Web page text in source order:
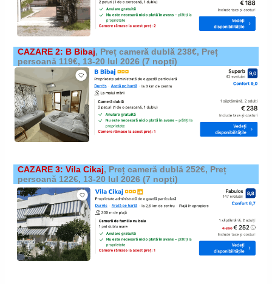
CAZARE 2: B Bibaj, Preț cameră dublă 238€, Preț
persoană 119€, 13-20 Iul 2026(7 nopți)
CAZARE 3: Vila Cikaj, Preț cameră dublă 252€, Preț
persoană 122€, 13-20 Iul 2026(7 nopți)